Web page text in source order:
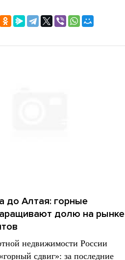
до Алтая: горные
долю на рынке
недвижимости России
сдвиг»: за последние